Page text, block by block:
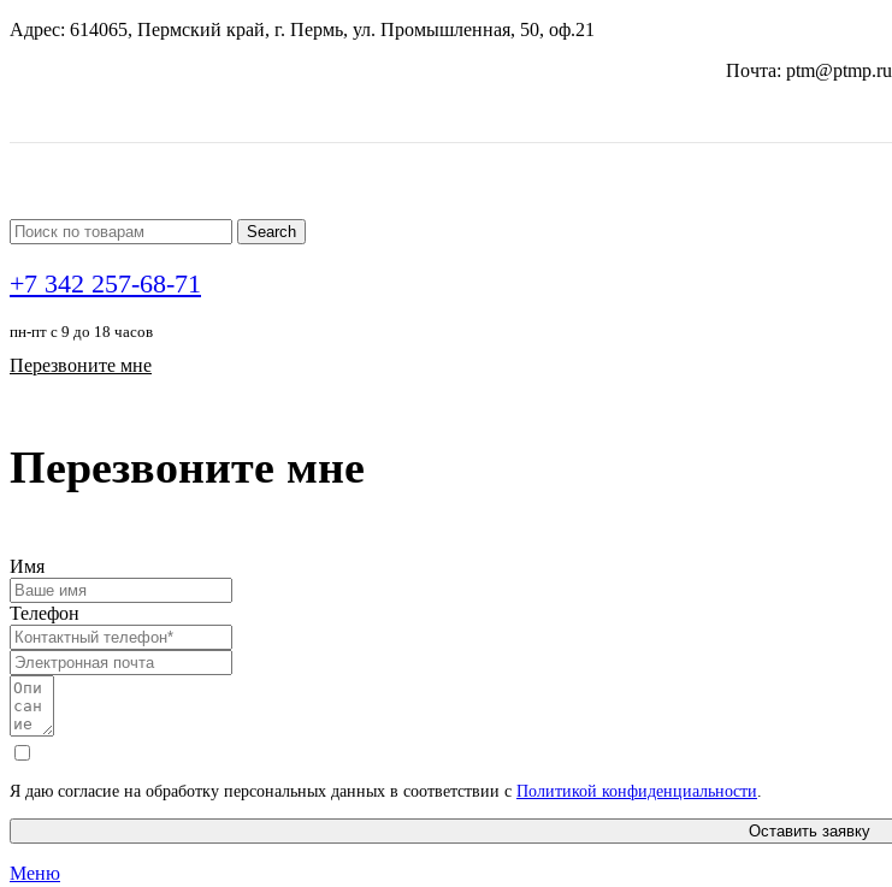
Адрес: 614065, Пермский край, г. Пермь, ул. Промышленная, 50, оф.21
Почта: ptm@ptmp.ru
Search
+7 342 257-68-71
пн-пт с 9 до 18 часов
Перезвоните мне
Перезвоните мне
Имя
Телефон
Я даю согласие на обработку персональных данных в соответствии с Политикой конфиденциальности.
Оставить заявку
Меню